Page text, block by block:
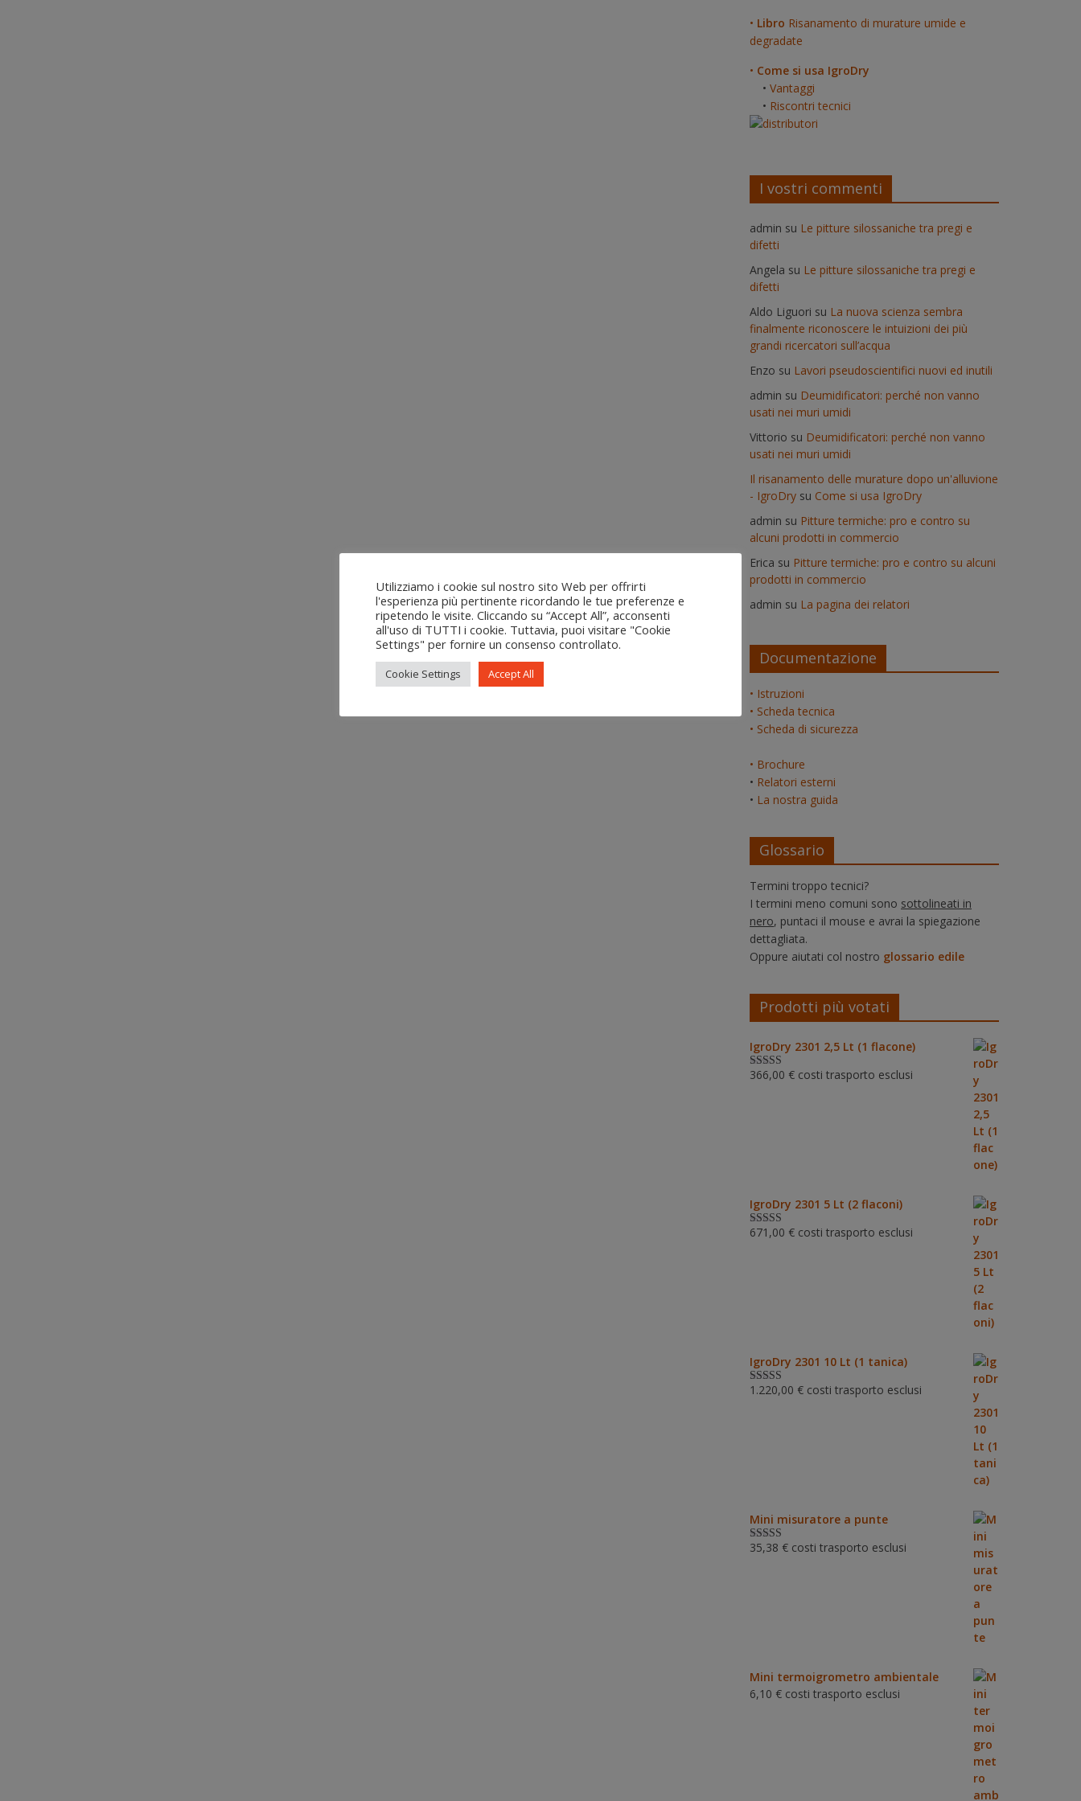
• Libro Risanamento di murature umide e
degradate
• Come si usa IgroDry
• Vantaggi
• Riscontri tecnici
I vostri commenti
admin su Le pitture silossaniche tra pregi e
difetti
Angela su Le pitture silossaniche tra pregi e
difetti
Aldo Liguori su La nuova scienza sembra
finalmente riconoscere le intuizioni dei più
grandi ricercatori sull’acqua
Enzo su Lavori pseudoscientifici nuovi ed inutili
admin su Deumidificatori: perché non vanno
usati nei muri umidi
Vittorio su Deumidificatori: perché non vanno
usati nei muri umidi
Il risanamento delle murature dopo un'alluvione
- IgroDry su Come si usa IgroDry
admin su Pitture termiche: pro e contro su
alcuni prodotti in commercio
Erica su Pitture termiche: pro e contro su alcuni
prodotti in commercio
admin su La pagina dei relatori
Documentazione
• Istruzioni
• Scheda tecnica
• Scheda di sicurezza
• Brochure
• Relatori esterni
• La nostra guida
Glossario
Termini troppo tecnici?
I termini meno comuni sono sottolineati in
nero, puntaci il mouse e avrai la spiegazione
dettagliata.
Oppure aiutati col nostro glossario edile
Prodotti più votati
IgroDry 2301 2,5 Lt (1 flacone)
Valutato5.00
366,00 € costi trasporto esclusi
IgroDry 2301 5 Lt (2 flaconi)
Valutato5.00
671,00 € costi trasporto esclusi
IgroDry 2301 10 Lt (1 tanica)
Valutato5.00
1.220,00 € costi trasporto esclusi
Mini misuratore a punte
Valutat
35,38 € costi trasporto esclusi
Mini termoigrometro ambientale
6,10 € costi trasporto esclusi
Utilizziamo i cookie sul nostro sito Web per offrirti
l'esperienza più pertinente ricordando le tue preferenze e
ripetendo le visite. Cliccando su “Accept All”, acconsenti
all'uso di TUTTI i cookie. Tuttavia, puoi visitare "Cookie
Settings" per fornire un consenso controllato.
Cookie Settings Accept All